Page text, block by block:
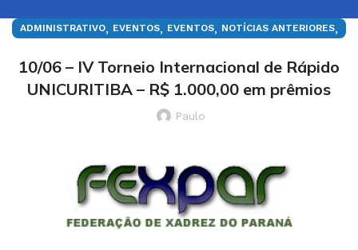
ADMINISTRATIVO, EVENTOS, EVENTOS, NOTÍCIAS ANTERIORES,
10/06 – IV Torneio Internacional de Rápido
UNICURITIBA – R$ 1.000,00 em prêmios
Paulo